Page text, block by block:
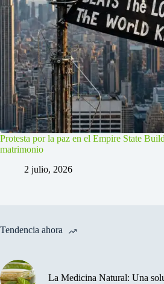
Protesta por la paz en el Empire State
matrimonio
2 julio, 2026
Tendencia ahora
La Medicina Natural: Una